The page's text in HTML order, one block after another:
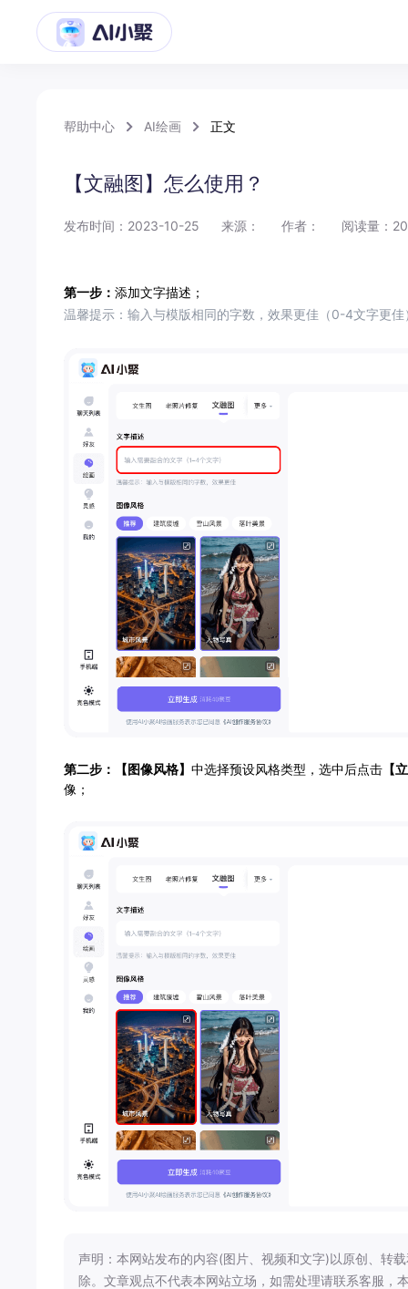
帮助中心 AI绘画 正文
【文融图】怎么使用？
发布时间：2023-10-25 来源： 作者： 阅读量：
第一步： 添加文字描述；
温馨提示：输入与模版相同的字数，效果更佳（0-4文字更佳
第二步： 【图像风格】 中选择预设风格类型，选中后点击 【
像；
声明：本网站发布的内容(图片、视频和文字)以原创、转
除。文章观点不代表本网站立场，如需处理请联系客服，